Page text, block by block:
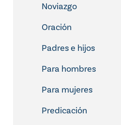
Noviazgo
Oración
Padres e hijos
Para hombres
Para mujeres
Predicación